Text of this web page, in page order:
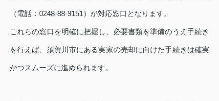
（電話：0248‑88‑9151）が対応窓口となります。
これらの窓口を明確に把握し、必要書類を準備のうえ手続き
を行えば、須賀川市にある実家の売却に向けた手続きは確実
かつスムーズに進められます。